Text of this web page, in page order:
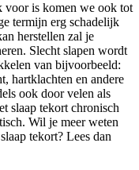
voor is komen we ook tot
termijn erg schadelijk
herstellen zal je
Slecht slapen wordt
van bijvoorbeeld:
hartklachten en andere
ook door velen als
slaap tekort chronisch
Wil je meer weten
tekort? Lees dan